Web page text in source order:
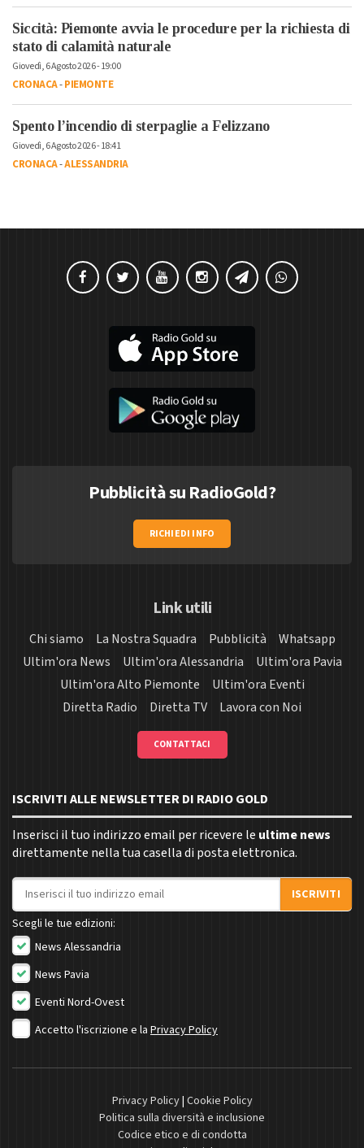
Siccità: Piemonte avvia le procedure per la richiesta di
stato di calamità naturale
Giovedì, 6 Agosto 2026 - 19:00
CRONACA-PIEMONTE
Spento l’incendio di sterpaglie a Felizzano
Giovedì, 6 Agosto 2026 - 18:41
CRONACA-ALESSANDRIA
Pubblicità su RadioGold?
RICHIEDI INFO
Link utili
Chi siamo La Nostra Squadra Pubblicità
Whatsapp
Ultim'ora News
Ultim'ora Alessandria
Ultim'ora Pavia
Ultim'ora Alto Piemonte
Ultim'ora Eventi
Diretta Radio
Diretta TV Lavora con Noi
CONTATTACI
ISCRIVITI ALLE NEWSLETTER DI RADIO GOLD
Inserisci il tuo indirizzo email per ricevere le ultime news
direttamente nella tua casella di posta elettronica.
Indirizzo email
ISCRIVITI
Scegli le tue edizioni:
News Alessandria
News Pavia
Eventi Nord-Ovest
Accetto l'iscrizione e la Privacy Policy
Privacy Policy| Cookie Policy
Politica sulla diversità e inclusione
Codice etico e di condotta